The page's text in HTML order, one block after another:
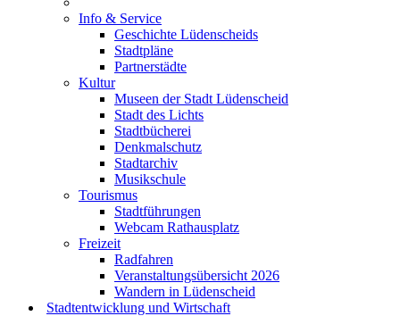
Info & Service
Geschichte Lüdenscheids
Stadtpläne
Partnerstädte
Kultur
Museen der Stadt Lüdenscheid
Stadt des Lichts
Stadtbücherei
Denkmalschutz
Stadtarchiv
Musikschule
Tourismus
Stadtführungen
Webcam Rathausplatz
Freizeit
Radfahren
Veranstaltungsübersicht 2026
Wandern in Lüdenscheid
Stadtentwicklung und Wirtschaft